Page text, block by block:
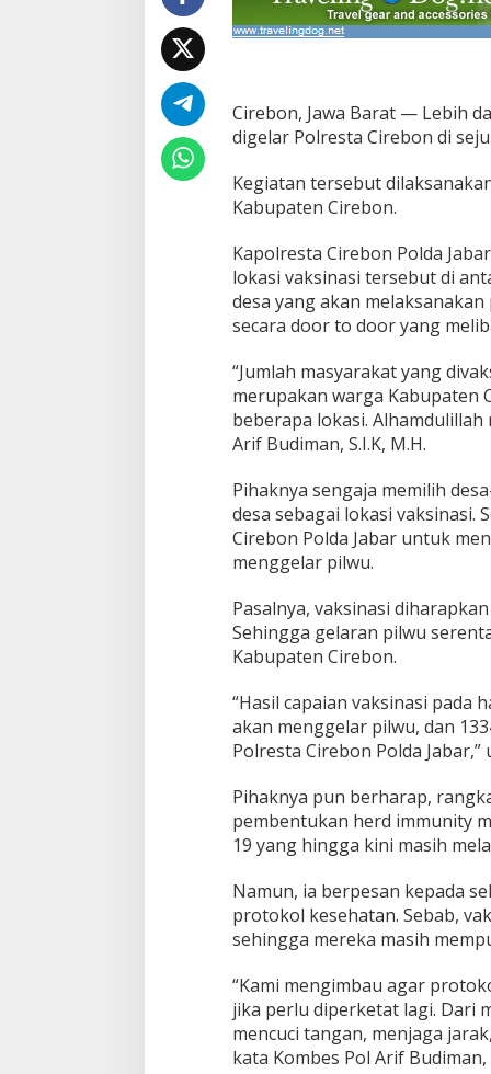
a
I
i
V
a
s
i
a
s
i
C
o
d
1
9
m
a
s
a
P
P
K
M
Cirebon, Jawa Barat — Lebih
digelar Polresta Cirebon di
Kegiatan tersebut
Kabupaten Cirebon.
Kapolresta Cirebon Polda
lokasi vaksinasi tersebut di
desa yang akan
secara door to door yang
“Jumlah masyarakat yang
merupakan warga Kabupaten
beberapa lokasi.
Arif Budiman, S.I.K, M.H.
Pihaknya sengaja memilih
desa sebagai lokasi vaksinasi.
Cirebon Polda Jabar untuk
menggelar pilwu.
Pasalnya, vaksinasi
Sehingga gelaran pilwu
Kabupaten Cirebon.
“Hasil capaian vaksinasi pada
akan menggelar pilwu, dan
Polresta Cirebon Polda Jabar,”
Pihaknya pun berharap,
pembentukan herd immunity
19 yang hingga kini masih
Namun, ia berpesan kepada
protokol kesehatan. Sebab,
sehingga mereka masih
“Kami mengimbau agar
jika perlu diperketat lagi. Dari
mencuci tangan, menjaga
kata Kombes Pol Arif Budiman,